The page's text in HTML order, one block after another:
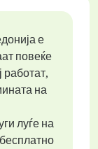
е
повеќе
работат,
на
луѓе на